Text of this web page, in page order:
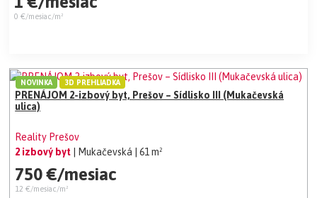
0 €/mesiac/m²
PRENÁJOM 2-izbový byt, Prešov – Sídlisko III (Mukačevská
ulica)
Reality Prešov
2 izbový byt | Mukačevská | 61 m²
750 €/mesiac
12 €/mesiac/m²
NOVINKA 3D PREHLIADKA